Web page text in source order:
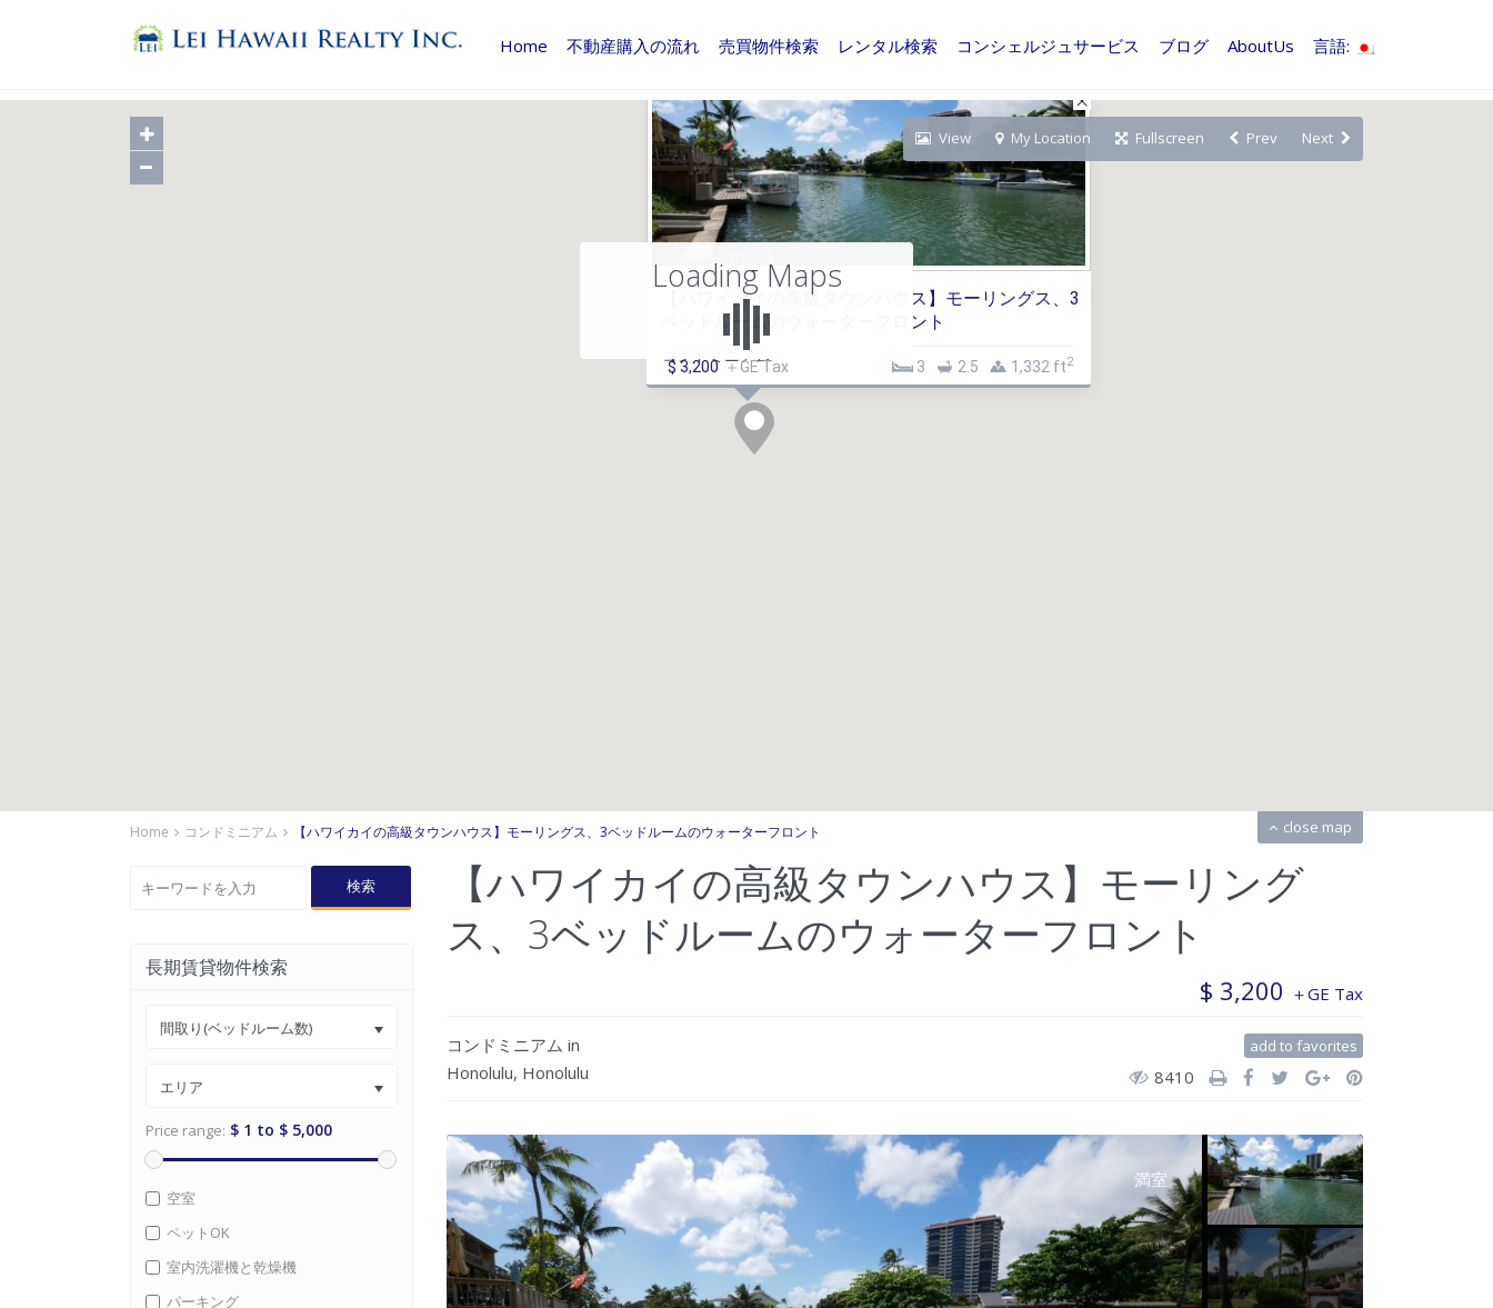
Home 不動産購入の流れ 売買物件検索 レンタル検索 コンシェルジュサービス ブログ AboutUs 言語:
【ハワイカイの高級タウンハウス】モーリングス、3
ベッドルームのウォーターフロント
コンドミニアム
$ 3,200 ＋GE Tax 1,332 ft2
2.5
3
Loading Maps
close map
View My Location Fullscreen Prev Next
Home コンドミニアム 【ハワイカイの高級タウンハウス】モーリングス、3ベッドルームのウォーターフロント
【ハワイカイの高級タウンハウス】モーリング
ス、3ベッドルームのウォーターフロント
$ 3,200 ＋GE Tax
コンドミニアム in
Honolulu, Honolulu
add to favorites
8410
満室
検索
長期賃貸物件検索
間取り(ベッドルーム数)
エリア
Price range: $ 1 to $ 5,000
空室
ペットOK
室内洗濯機と乾燥機
パーキング